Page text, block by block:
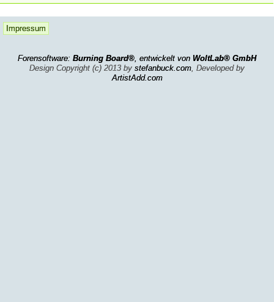
Impressum
Forensoftware: Burning Board®, entwickelt von WoltLab® GmbH
Design Copyright (c) 2013 by stefanbuck.com, Developed by
ArtistAdd.com